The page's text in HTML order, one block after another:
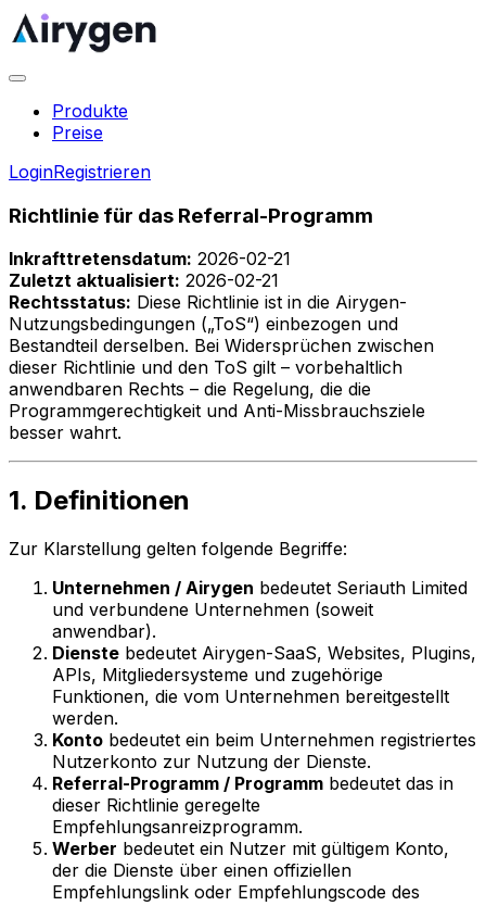
Produkte
Preise
LoginRegistrieren
Richtlinie für das Referral-Programm
Inkrafttretensdatum: 2026-02-21
Zuletzt aktualisiert: 2026-02-21
Rechtsstatus: Diese Richtlinie ist in die Airygen-
Nutzungsbedingungen („ToS“) einbezogen und
Bestandteil derselben. Bei Widersprüchen zwischen
dieser Richtlinie und den ToS gilt – vorbehaltlich
anwendbaren Rechts – die Regelung, die die
Programmgerechtigkeit und Anti-Missbrauchsziele
besser wahrt.
1. Definitionen
Zur Klarstellung gelten folgende Begriffe:
Unternehmen / Airygen bedeutet Seriauth Limited
und verbundene Unternehmen (soweit
anwendbar).
Dienste bedeutet Airygen-SaaS, Websites, Plugins,
APIs, Mitgliedersysteme und zugehörige
Funktionen, die vom Unternehmen bereitgestellt
werden.
Konto bedeutet ein beim Unternehmen registriertes
Nutzerkonto zur Nutzung der Dienste.
Referral-Programm / Programm bedeutet das in
dieser Richtlinie geregelte
Empfehlungsanreizprogramm.
Werber bedeutet ein Nutzer mit gültigem Konto,
der die Dienste über einen offiziellen
Empfehlungslink oder Empfehlungscode des